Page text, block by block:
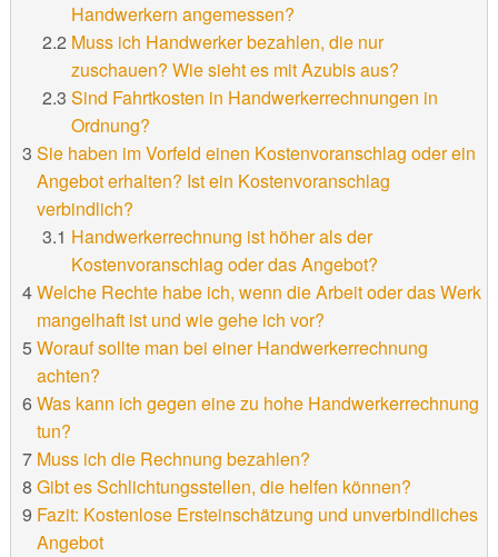
Handwerkern angemessen?
Muss ich Handwerker bezahlen, die nur
zuschauen? Wie sieht es mit Azubis aus?
Sind Fahrtkosten in Handwerkerrechnungen in
Ordnung?
Sie haben im Vorfeld einen Kostenvoranschlag oder ein
Angebot erhalten? Ist ein Kostenvoranschlag
verbindlich?
Handwerkerrechnung ist höher als der
Kostenvoranschlag oder das Angebot?
Welche Rechte habe ich, wenn die Arbeit oder das Werk
mangelhaft ist und wie gehe ich vor?
Worauf sollte man bei einer Handwerkerrechnung
achten?
Was kann ich gegen eine zu hohe Handwerkerrechnung
tun?
Muss ich die Rechnung bezahlen?
Gibt es Schlichtungsstellen, die helfen können?
Fazit: Kostenlose Ersteinschätzung und unverbindliches
Angebot